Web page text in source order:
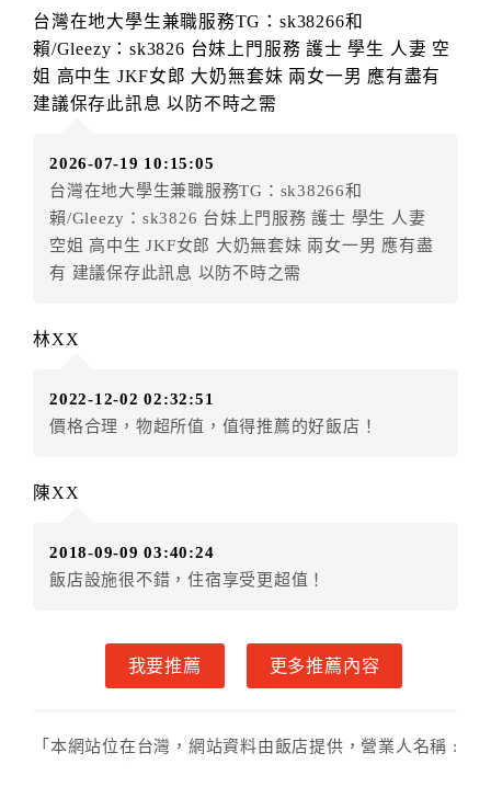
訂單異動後，訂單費用總計大於原訂單費用總計時，訂
房者應補足差額。（限原訂飯店）
訂單異動後，訂單費用總計小於原訂單費用總計時，訂
房者不得要求退其差額。（限原訂飯店）
．訂房者因故辦理訂單異動，本飯店可接受
額3個月限原訂飯店），異動完成後不得辦理取消退款。
（提出申辦日為保留起算日）
．訂房者使用「保留住宿金額」時，請注意！為避免飯
．每筆訂單異動限定乙次，限原訂飯店，異動完成後不
．訂單異動後，訂單費用總計大於原訂單費用總計時，
訂房者應補足差額。 限原訂飯店
訂房者不得要求退其差額。限原訂飯店
訂房者因故取消訂單辦理退款，依下列標準申辦：
◎本飯店為預繳部分費用，故付款成功後不得辦理取消
◎住房日當日未辦理入住手續者，視同住房，已付訂單
之訂金將全額沒收。
住房當日遇颱風、地震等不可抗拒因素時（以氣象局發
台灣在地大學生兼職服務TG：sk38266和
賴/Gleezy：sk3826 台妹上門服務 護士 學生 人妻 空
姐 高中生 JKF女郎 大奶無套妹 兩女一男 應有盡有
建議保存此訊息 以防不時之需
2026-07-19 10:15:05
台灣在地大學生兼職服務TG：sk38266和
賴/Gleezy：sk3826 台妹上門服務 護士 學生 人妻
空姐 高中生 JKF女郎 大奶無套妹 兩女一男 應有盡
有 建議保存此訊息 以防不時之需
林XX
2022-12-02 02:32:51
價格合理，物超所值，值得推薦的好飯店！
陳XX
2018-09-09 03:40:24
飯店設施很不錯，住宿享受更超值！
我要推薦 更多推薦內容
「本網站位在台灣，網站資料由飯店提供，營業人名稱 :